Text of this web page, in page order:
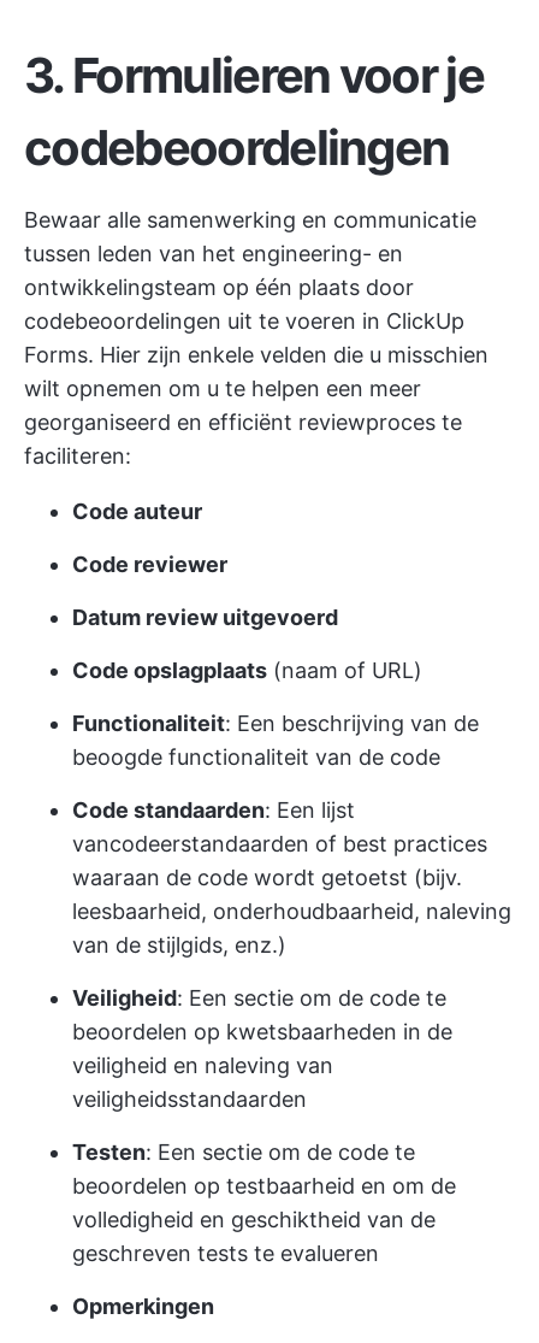
3. Formulieren voor je
codebeoordelingen
Bewaar alle samenwerking en communicatie
tussen leden van het engineering- en
ontwikkelingsteam op één plaats door
codebeoordelingen uit te voeren in ClickUp
Forms. Hier zijn enkele velden die u misschien
wilt opnemen om u te helpen een meer
georganiseerd en efficiënt reviewproces te
faciliteren:
Code auteur
Code reviewer
Datum review uitgevoerd
Code opslagplaats (naam of URL)
Functionaliteit: Een beschrijving van de
beoogde functionaliteit van de code
Code standaarden: Een lijst
vancodeerstandaarden of best practices
waaraan de code wordt getoetst (bijv.
leesbaarheid, onderhoudbaarheid, naleving
van de stijlgids, enz.)
Veiligheid: Een sectie om de code te
beoordelen op kwetsbaarheden in de
veiligheid en naleving van
veiligheidsstandaarden
Testen: Een sectie om de code te
beoordelen op testbaarheid en om de
volledigheid en geschiktheid van de
geschreven tests te evalueren
Opmerkingen